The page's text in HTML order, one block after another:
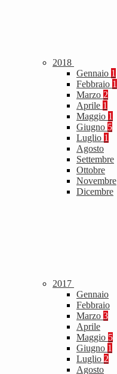
2018
Gennaio 1
Febbraio 1
Marzo 2
Aprile 1
Maggio 1
Giugno 5
Luglio 1
Agosto
Settembre
Ottobre
Novembre
Dicembre
2017
Gennaio
Febbraio
Marzo 3
Aprile
Maggio 5
Giugno 1
Luglio 2
Agosto